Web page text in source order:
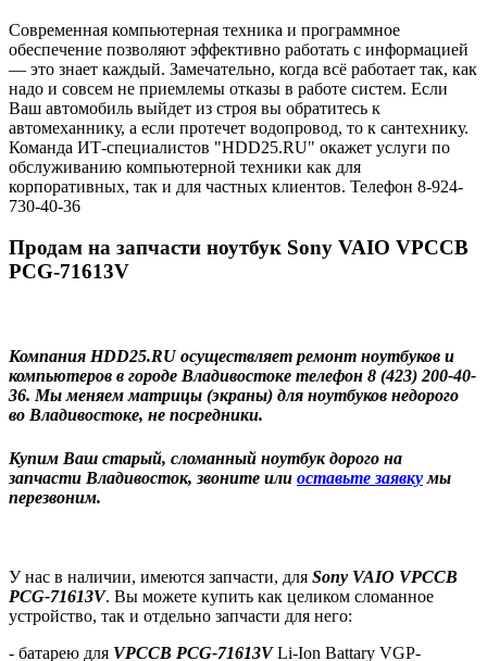
Современная компьютерная техника и программное
обеспечение позволяют эффективно работать с информацией
— это знает каждый. Замечательно, когда всё работает так, как
надо и совсем не приемлемы отказы в работе систем. Если
Ваш автомобиль выйдет из строя вы обратитесь к
автомеханнику, а если протечет водопровод, то к сантехнику.
Команда ИТ-специалистов "HDD25.RU" окажет услуги по
обслуживанию компьютерной техники как для
корпоративных, так и для частных клиентов. Телефон 8-924-
730-40-36
Продам на запчасти ноутбук Sony VAIO VPCCB
PCG-71613V
Компания HDD25.RU осуществляет ремонт ноутбуков и
компьютеров в городе Владивостоке телефон 8 (423) 200-40-
36. Мы меняем матрицы (экраны) для ноутбуков недорого
во Владивостоке, не посредники.
Купим Ваш старый, сломанный ноутбук дорого на
запчасти Владивосток, звоните или оставьте заявкумы
перезвоним.
У нас в наличии, имеются запчасти, для Sony VAIO VPCCB
PCG-71613V. Вы можете купить как целиком сломанное
устройство, так и отдельно запчасти для него:
- батарею для VPCCB PCG-71613VLi-Ion Battary VGP-